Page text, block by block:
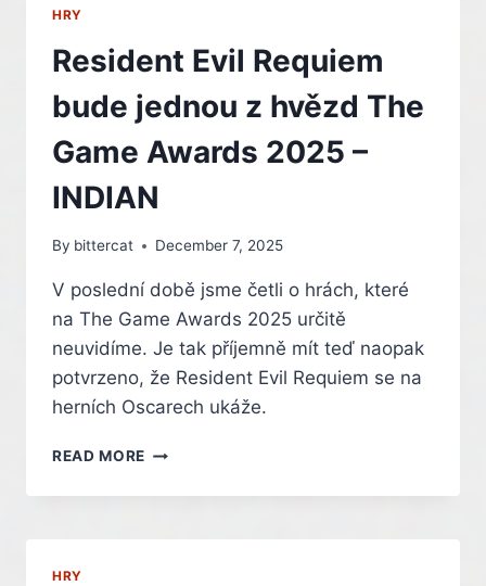
VYNAHRADÍ
VÍCE
OBSAHU
NA
VÝROČÍ
HRY
–
INDIAN
HRY
Resident Evil Requiem
bude jednou z hvězd The
Game Awards 2025 –
INDIAN
By bittercat December 7, 2025
V poslední době jsme četli o hrách, které
na The Game Awards 2025 určitě
neuvidíme. Je tak příjemně mít teď naopak
potvrzeno, že Resident Evil Requiem se na
herních Oscarech ukáže.
READ MORE RESIDENT
REQUIEM
HRY